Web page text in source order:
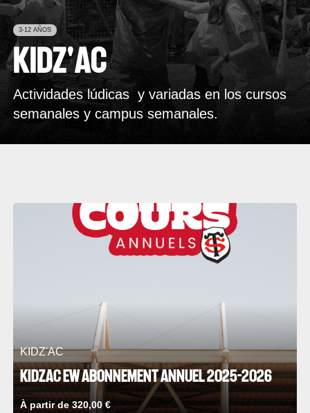
3-12 AÑOS
KIDZ'AC
Actividades lúdicas y variadas en los cursos
semanales y campus semanales.
KIDZ'AC
KIDZAC EW ABONNEMENT ANNUEL 2025-2026
À partir de 320,00 €